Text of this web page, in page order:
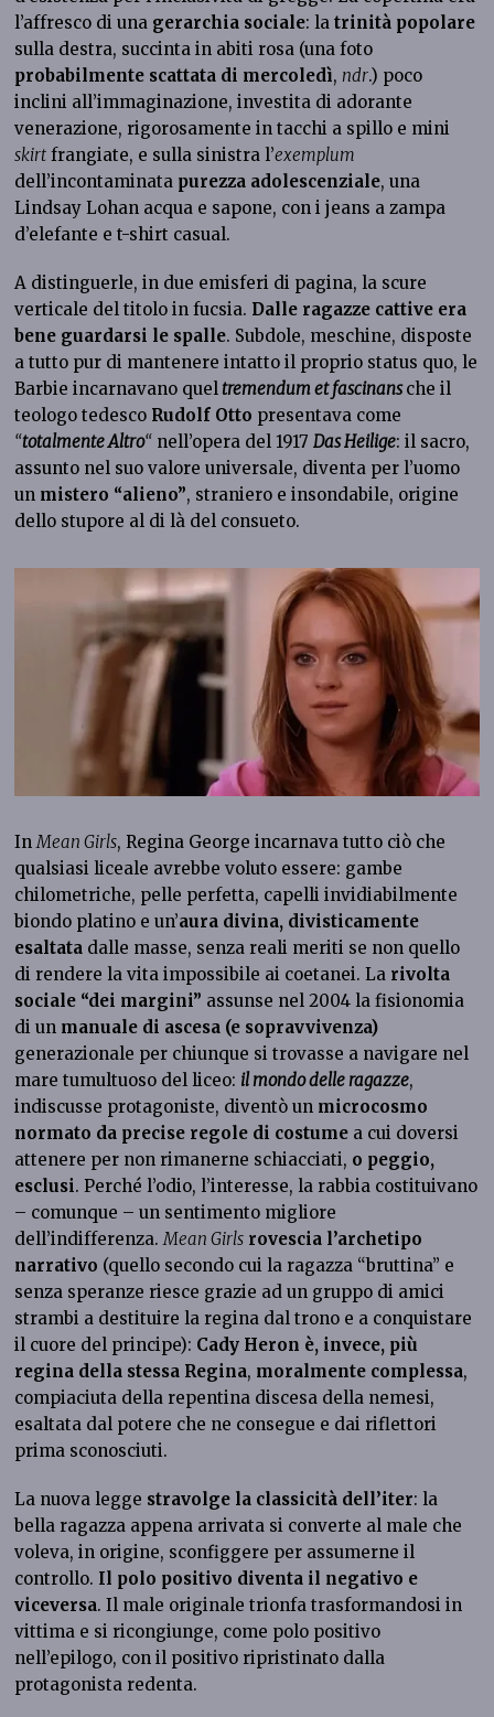
l’affresco di una gerarchia sociale: latrinità popolare
sulla destra, succinta in abiti rosa (una foto
probabilmente scattata di mercoledì, ndr.) poco
inclini all’immaginazione, investita di adorante
venerazione, rigorosamente in tacchi a spillo e mini
skirt frangiate, e sulla sinistra l’exemplum
dell’incontaminata purezza adolescenziale, una
Lindsay Lohan acqua e sapone, con i jeans a zampa
d’elefante e t-shirt casual.
A distinguerle, in due emisferi di pagina, la scure
verticale del titolo in fucsia. Dalle ragazze cattive era
bene guardarsi le spalle. Subdole, meschine, disposte
a tutto pur di mantenere intatto il proprio status quo, le
Barbie incarnavano quel tremendum et fascinansche il
teologo tedesco Rudolf Otto presentava come
“totalmente Altro“ nell’opera del 1917Das Heilige: il sacro,
assunto nel suo valore universale, diventa per l’uomo
un mistero “alieno”, straniero e insondabile, origine
dello stupore al di là del consueto.
In Mean Girls, Regina George incarnava tutto ciò che
qualsiasi liceale avrebbe voluto essere: gambe
chilometriche, pelle perfetta, capelli invidiabilmente
biondo platino e un’aura divina, divisticamente
esaltata dalle masse, senza reali meriti se non quello
di rendere la vita impossibile ai coetanei. La rivolta
sociale “dei margini” assunse nel 2004 la fisionomia
di un manuale di ascesa (e sopravvivenza)
generazionale per chiunque si trovasse a navigare nel
mare tumultuoso del liceo: il mondo delle ragazze,
indiscusse protagoniste, diventò un microcosmo
normato da precise regole di costume a cui doversi
attenere per non rimanerne schiacciati, o peggio,
esclusi. Perché l’odio, l’interesse, la rabbia costituivano
– comunque – un sentimento migliore
dell’indifferenza. Mean Girls rovescia l’archetipo
narrativo (quello secondo cui la ragazza “bruttina” e
senza speranze riesce grazie ad un gruppo di amici
strambi a destituire la regina dal trono e a conquistare
il cuore del principe): Cady Heron è, invece, più
regina della stessa Regina, moralmente complessa,
compiaciuta della repentina discesa della nemesi,
esaltata dal potere che ne consegue e dai riflettori
prima sconosciuti.
La nuova legge stravolge la classicità dell’iter: la
bella ragazza appena arrivata si converte al male che
voleva, in origine, sconfiggere per assumerne il
controllo. Il polo positivo diventa il negativo e
viceversa. Il male originale trionfa trasformandosi in
vittima e si ricongiunge, come polo positivo
nell’epilogo, con il positivo ripristinato dalla
protagonista redenta.